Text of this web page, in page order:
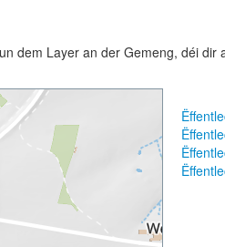
dem Layer an der Gemeng, déi